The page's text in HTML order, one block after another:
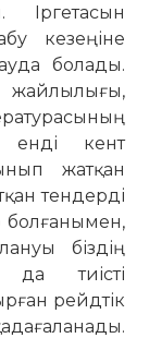
Іргетасын
кезеңіне
болады.
жайлылығы,
енді кент
жатқан
тендерді
болғанымен,
біздің
тиісті
рейдтік